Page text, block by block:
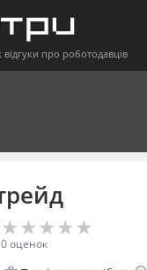
відгуки про роботодавців
★
★★
★★
★★
★★
★
0оценок